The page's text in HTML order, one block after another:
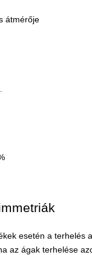
átmérője
esetén a terhelés
az ágak terhelése